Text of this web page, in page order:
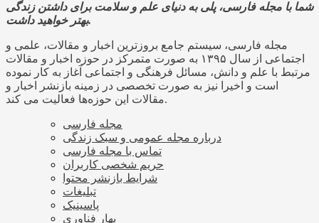
شما با مجله فارسی، پلی به دنیای علم و سلامت برای داشتن زندگی
بهتر خواهید داشت.
مجله فارسی، سیستم جامع بروزترین اخبار و مقالات، علمی و
اجتماعی از سال ۱۳۹۵ به صورت متمرکز در حوزه اخبار و مقالات
مرتبط با علم و دانش، مسائل فرهنگی و اجتماعی آغاز به کار نموده
است و اخیرا نیز به صورت تخصصی در زمینه بازنشر اخبار و
مقالات این حوزه‌ها فعالیت می کند.
مجله فارسی
درباره مجله عمومی و سبک زندگی
تماس با مجله فارسی
حریم شخصی کاربران
شرایط بازنشر محتوا
تبلیغات
پاسینیک
بهار فناوری